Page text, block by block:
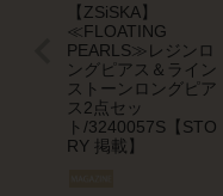
【ZSiSKA】
≪FLOATING
PEARLS≫レジンロ
ングピアス＆ライン
ストーンロングピア
ス2点セッ
ト/3240057S【STO
RY 掲載】